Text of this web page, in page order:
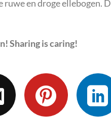
ruwe en droge ellebogen.
Sharing is caring!